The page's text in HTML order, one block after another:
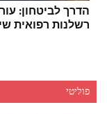
הדרך לביטחון:
רשלנות רפואית
פוליטי